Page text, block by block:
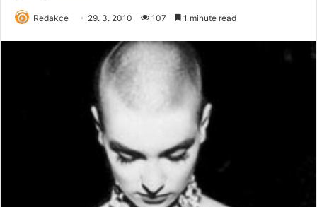
Redakce 29. 3. 2010 107 1 minute read